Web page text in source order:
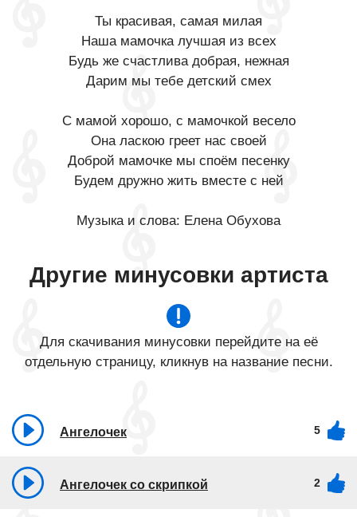
Ты красивая, самая милая
Наша мамочка лучшая из всех
Будь же счастлива добрая, нежная
Дарим мы тебе детский смех
С мамой хорошо, с мамочкой весело
Она ласкою греет нас своей
Доброй мамочке мы споём песенку
Будем дружно жить вместе с ней
Музыка и слова: Елена Обухова
Другие минусовки артиста
Для скачивания минусовки перейдите на её
отдельную страницу, кликнув на название песни.
Ангелочек 5
Ангелочек со скрипкой 2